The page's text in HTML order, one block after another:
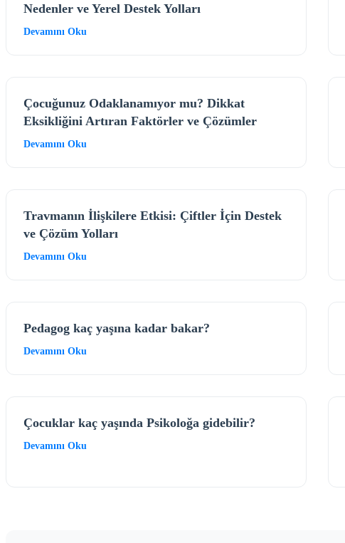
Nedenler ve Yerel Destek Yolları
Devamını Oku
Çocuğunuz Odaklanamıyor mu? Dikkat
Eksikliğini Artıran Faktörler ve Çözümler
Devamını Oku
Travmanın İlişkilere Etkisi: Çiftler İçin Destek
ve Çözüm Yolları
Devamını Oku
Pedagog kaç yaşına kadar bakar?
Devamını Oku
Çocuklar kaç yaşında Psikoloğa gidebilir?
Devamını Oku